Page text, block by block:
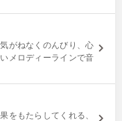
がねなくのんびり、心
メロディーラインで音
をもたらしてくれる、